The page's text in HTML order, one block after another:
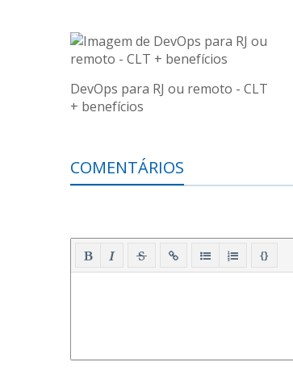
DevOps para RJ ou remoto - CLT
+ benefícios
COMENTÁRIOS
{}